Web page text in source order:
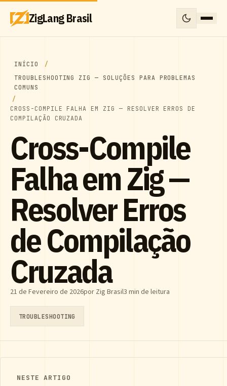
ZigLang Brasil
INÍCIO
TROUBLESHOOTING ZIG — SOLUÇÕES PARA PROBLEMAS
COMUNS
CROSS-COMPILE FALHA EM ZIG — RESOLVER ERROS DE
COMPILAÇÃO CRUZADA
Cross-Compile
Falha em Zig —
Resolver Erros
de Compilação
Cruzada
21 de Fevereiro de 2026por Zig Brasil3 min de leitura
TROUBLESHOOTING
NESTE ARTIGO